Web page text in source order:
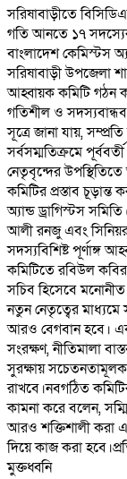
সরিষাবাড়ীতে
গতি আনতে ১৭ সদস্যের
বাংলাদেশ কেমিস্টস
সরিষাবাড়ী উপজেলা
আহ্বায়ক কমিটি গঠন
গতিশীল ও
সূত্রে জানা যায়,
সর্বসম্মতিক্রমে
নেতৃবৃন্দের
কমিটির প্রস্তাব
অ্যান্ড ড্রাগিস্টস
আলী রনজু এবং
সদস্যবিশিষ্ট পূর্ণাঙ্গ
কমিটিতে রবিউল
সচিব হিসেবে
নতুন নেতৃত্বের মাধ্যমে
আরও বেগবান হবে।
সংরক্ষণ, নীতিমালা
সুরক্ষায় সচেতনতামূলক
রাখবে।নবগঠিত
কামনা করে বলেন,
আরও শক্তিশালী করা
দিয়ে কাজ করা
মুক্তধ্বনি